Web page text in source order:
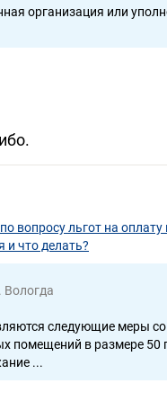
организация или
вопросу льгот на
и что делать?
Вологда
следующие меры
помещений в размере 50
...